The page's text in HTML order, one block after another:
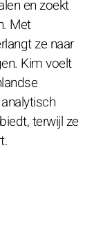
en zoekt
Met
ze naar
Kim voelt
terwijl ze